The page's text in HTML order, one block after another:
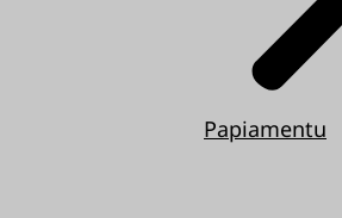
Papiamentu